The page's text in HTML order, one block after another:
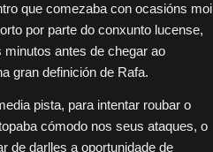
que comezaba con ocasións moi
por parte do conxunto lucense,
antes de chegar ao
gran definición de Rafa.
pista, para intentar roubar o
cómodo nos seus ataques, o
de darlles a oportunidade de